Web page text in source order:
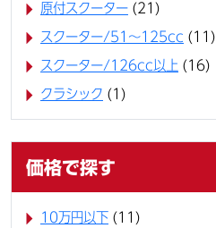
原付スクーター (21)
スクーター/51～125cc (11)
スクーター/126cc以上 (16)
クラシック (1)
価格で探す
10万円以下 (11)